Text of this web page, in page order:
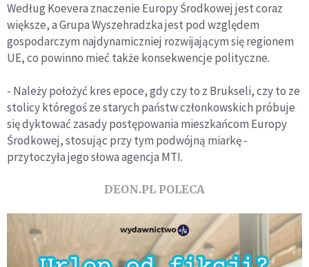
Według Koevera znaczenie Europy Środkowej jest coraz
większe, a Grupa Wyszehradzka jest pod względem
gospodarczym najdynamiczniej rozwijającym się regionem
UE, co powinno mieć także konsekwencje polityczne.
- Należy położyć kres epoce, gdy czy to z Brukseli, czy to ze
stolicy któregoś ze starych państw członkowskich próbuje
się dyktować zasady postępowania mieszkańcom Europy
Środkowej, stosując przy tym podwójną miarkę -
przytoczyła jego słowa agencja MTI.
DEON.PL POLECA